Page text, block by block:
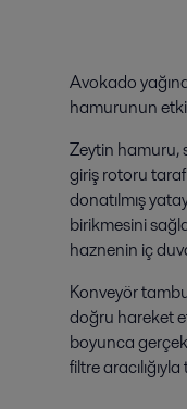
Avokado
hamurunun
Zeytin hamuru,
giriş rotoru
donatılmış
birikmesini
haznenin iç
Konveyör
doğru hareket
boyunca
filtre